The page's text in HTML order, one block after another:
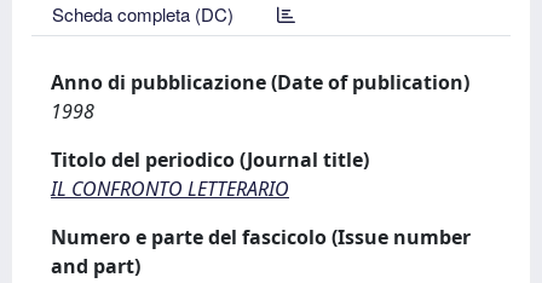
Scheda completa (DC)
Anno di pubblicazione (Date of publication)
1998
Titolo del periodico (Journal title)
IL CONFRONTO LETTERARIO
Numero e parte del fascicolo (Issue number
and part)